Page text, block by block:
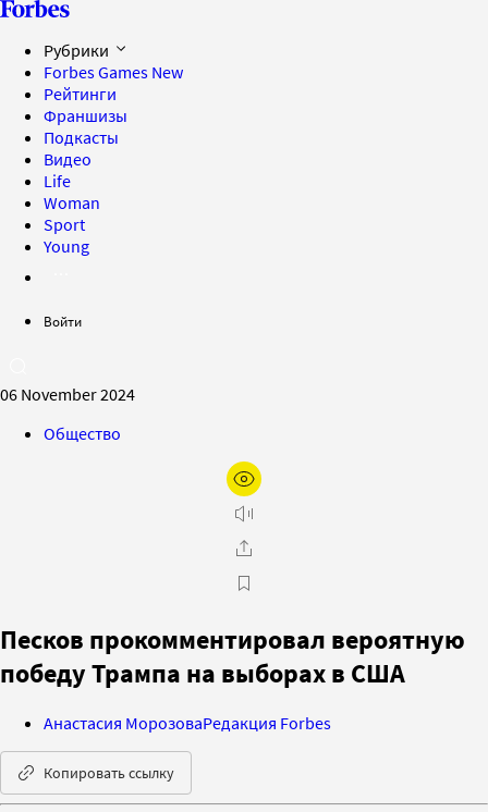
Рубрики
Forbes Games New
Рейтинги
Франшизы
Подкасты
Видео
Life
Woman
Sport
Young
Войти
06 November 2024
Общество
Песков прокомментировал вероятную
победу Трампа на выборах в США
Анастасия МорозоваРедакция Forbes
Копировать ссылку